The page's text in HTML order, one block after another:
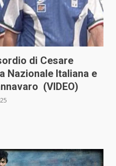
di Cesare
Nazionale Italiana e
(VIDEO)